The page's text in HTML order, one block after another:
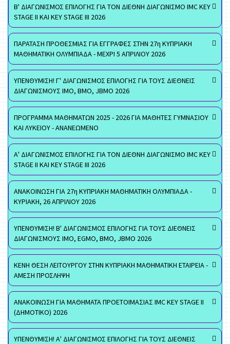
Β' ΔΙΑΓΩΝΙΣΜΟΣ ΕΠΙΛΟΓΗΣ ΓΙΑ ΤΟΝ ΔΙΕΘΝΗ ΔΙΑΓΩΝΙΣΜΟ IMC KEY
STAGE II ΚΑΙ KEY STAGE III 2026
ΠΑΡΑΤΑΣΗ ΠΡΟΘΕΣΜΙΑΣ ΓΙΑ ΕΓΓΡΑΦΕΣ ΣΤΗΝ 27η ΚΥΠΡΙΑΚΗ
ΜΑΘΗΜΑΤΙΚΗ ΟΛΥΜΠΙΑΔΑ - ΜΕΧΡΙ 5 ΑΠΡΙΛΙΟΥ 2026
ΥΠΕΝΘΥΜΙΣΗ! Γ' ΔΙΑΓΩΝΙΣΜΟΣ ΕΠΙΛΟΓΗΣ ΓΙΑ ΤΟΥΣ ΔΙΕΘΝΕΙΣ
ΔΙΑΓΩΝΙΣΜΟΥΣ ΙΜΟ, ΒΜΟ, JBMO 2026
ΠΡΟΓΡΑΜΜΑ ΜΑΘΗΜΑΤΩΝ 2025 - 2026 ΓΙΑ ΜΑΘΗΤΕΣ ΓΥΜΝΑΣΙΟΥ
ΚΑΙ ΛΥΚΕΙΟΥ - ΑΝΑΝΕΩΜΕΝΟ
Α' ΔΙΑΓΩΝΙΣΜΟΣ ΕΠΙΛΟΓΗΣ ΓΙΑ ΤΟΝ ΔΙΕΘΝΗ ΔΙΑΓΩΝΙΣΜΟ IMC KEY
STAGE II ΚΑΙ KEY STAGE III 2026
ΑΝΑΚΟΙΝΩΣΗ ΓΙΑ 27η ΚΥΠΡΙΑΚΗ ΜΑΘΗΜΑΤΙΚΗ ΟΛΥΜΠΙΑΔΑ -
ΚΥΡΙΑΚΗ, 26 ΑΠΡΙΛΙΟΥ 2026
ΥΠΕΝΘΥΜΙΣΗ! Β' ΔΙΑΓΩΝΙΣΜΟΣ ΕΠΙΛΟΓΗΣ ΓΙΑ ΤΟΥΣ ΔΙΕΘΝΕΙΣ
ΔΙΑΓΩΝΙΣΜΟΥΣ ΙΜΟ, EGMO, ΒΜΟ, JBMO 2026
ΚΕΝΗ ΘΕΣΗ ΛΕΙΤΟΥΡΓΟΥ ΣΤΗΝ ΚΥΠΡΙΑΚΗ ΜΑΘΗΜΑΤΙΚΗ ΕΤΑΙΡΕΙΑ -
ΑΜΕΣΗ ΠΡΟΣΛΗΨΗ
ΑΝΑΚΟΙΝΩΣΗ ΓΙΑ ΜΑΘΗΜΑΤΑ ΠΡΟΕΤΟΙΜΑΣΙΑΣ IMC KEY STAGE II
(ΔΗΜΟΤΙΚΟ) 2026
ΥΠΕΝΘΥΜΙΣΗ! Α' ΔΙΑΓΩΝΙΣΜΟΣ ΕΠΙΛΟΓΗΣ ΓΙΑ ΤΟΥΣ ΔΙΕΘΝΕΙΣ